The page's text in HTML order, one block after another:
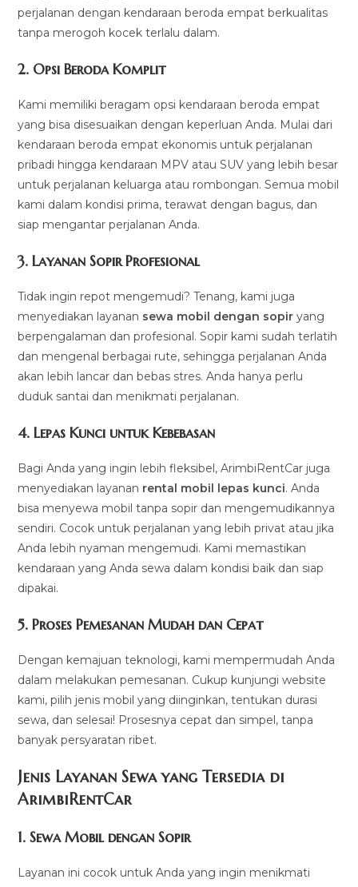
perjalanan dengan kendaraan beroda empat berkualitas
tanpa merogoh kocek terlalu dalam.
2. Opsi Beroda Komplit
Kami memiliki beragam opsi kendaraan beroda empat
yang bisa disesuaikan dengan keperluan Anda. Mulai dari
kendaraan beroda empat ekonomis untuk perjalanan
pribadi hingga kendaraan MPV atau SUV yang lebih besar
untuk perjalanan keluarga atau rombongan. Semua mobil
kami dalam kondisi prima, terawat dengan bagus, dan
siap mengantar perjalanan Anda.
3.Layanan Sopir Profesional
Tidak ingin repot mengemudi? Tenang, kami juga
menyediakan layanan sewa mobil dengan sopir yang
berpengalaman dan profesional. Sopir kami sudah terlatih
dan mengenal berbagai rute, sehingga perjalanan Anda
akan lebih lancar dan bebas stres. Anda hanya perlu
duduk santai dan menikmati perjalanan.
4.Lepas Kunci untuk Kebebasan
Bagi Anda yang ingin lebih fleksibel, ArimbiRentCar juga
menyediakan layanan rental mobil lepas kunci. Anda
bisa menyewa mobil tanpa sopir dan mengemudikannya
sendiri. Cocok untuk perjalanan yang lebih privat atau jika
Anda lebih nyaman mengemudi. Kami memastikan
kendaraan yang Anda sewa dalam kondisi baik dan siap
dipakai.
5.Proses Pemesanan Mudah dan Cepat
Dengan kemajuan teknologi, kami mempermudah Anda
dalam melakukan pemesanan. Cukup kunjungi website
kami, pilih jenis mobil yang diinginkan, tentukan durasi
sewa, dan selesai! Prosesnya cepat dan simpel, tanpa
banyak persyaratan ribet.
Jenis Layanan Sewa yang Tersedia di
ArimbiRentCar
1.Sewa Mobil dengan Sopir
Layanan ini cocok untuk Anda yang ingin menikmati